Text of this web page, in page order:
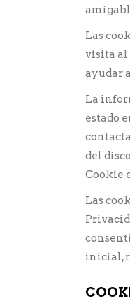
Las
visita al
ayudar
La
estado
del
Cookie
Las
inicial,